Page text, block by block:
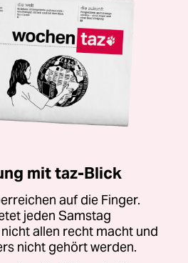
mit taz-Blick
auf die Finger.
jeden Samstag
allen recht macht und
nicht gehört werden.